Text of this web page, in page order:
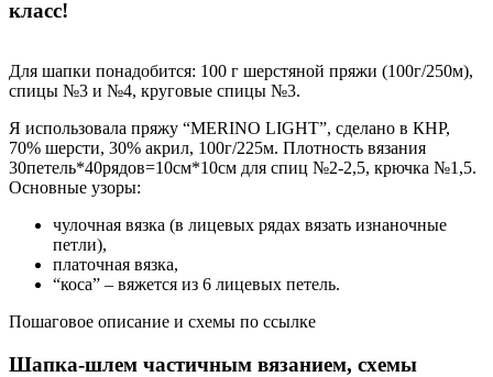
класс!
Для шапки понадобится: 100 г шерстяной пряжи (100г/250м),
спицы №3 и №4, круговые спицы №3.
Я использовала пряжу “MERINO LIGHT”, сделано в КНР,
70% шерсти, 30% акрил, 100г/225м. Плотность вязания
30петель*40рядов=10см*10см для спиц №2-2,5, крючка №1,5.
Основные узоры:
чулочная вязка (в лицевых рядах вязать изнаночные
петли),
платочная вязка,
“коса” – вяжется из 6 лицевых петель.
Пошаговое описание и схемы по ссылке
Шапка-шлем частичным вязанием, схемы